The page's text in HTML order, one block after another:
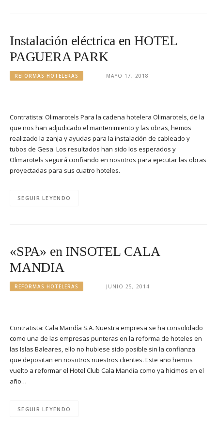
Instalación eléctrica en HOTEL
PAGUERA PARK
REFORMAS HOTELERAS MAYO 17, 2018
Contratista: Olimarotels Para la cadena hotelera Olimarotels, de la
que nos han adjudicado el mantenimiento y las obras, hemos
realizado la zanja y ayudas para la instalación de cableado y
tubos de Gesa. Los resultados han sido los esperados y
Olimarotels seguirá confiando en nosotros para ejecutar las obras
proyectadas para sus cuatro hoteles.
SEGUIR LEYENDO
«SPA» en INSOTEL CALA
MANDIA
REFORMAS HOTELERAS JUNIO 25, 2014
Contratista: Cala Mandía S.A. Nuestra empresa se ha consolidado
como una de las empresas punteras en la reforma de hoteles en
las Islas Baleares, ello no hubiese sido posible sin la confianza
que depositan en nosotros nuestros clientes. Este año hemos
vuelto a reformar el Hotel Club Cala Mandia como ya hicimos en el
año…
SEGUIR LEYENDO